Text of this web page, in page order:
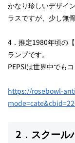
かなり珍しいデザイ
ラスですが、少し無
4．推定1980年頃の
ランプです。
PEPSIは世界中でも
https://rosebowl-
2．スクール